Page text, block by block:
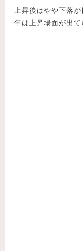
上昇後はやや下落
年は上昇場面が出て